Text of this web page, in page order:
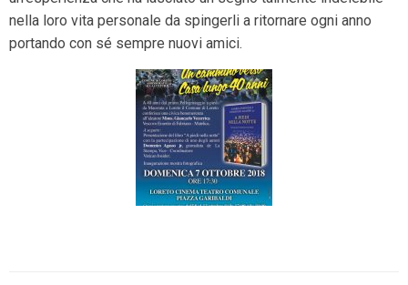
nella loro vita personale da spingerli a ritornare ogni anno
portando con sé sempre nuovi amici.